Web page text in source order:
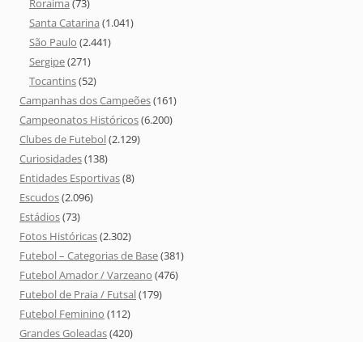
Roraima (73)
Santa Catarina (1.041)
São Paulo (2.441)
Sergipe(271)
Tocantins(52)
Campanhas dos Campeões(161)
Campeonatos Históricos(6.200)
Clubes de Futebol(2.129)
Curiosidades(138)
Entidades Esportivas(8)
Escudos(2.096)
Estádios(73)
Fotos Históricas(2.302)
Futebol – Categorias de Base(381)
Futebol Amador / Varzeano (476)
Futebol de Praia / Futsal(179)
Futebol Feminino (112)
Grandes Goleadas(420)